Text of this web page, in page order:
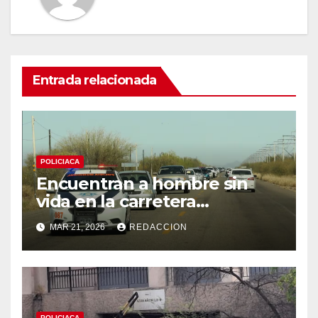
Entrada relacionada
POLICIACA
Encuentran a hombre sin
vida en la carretera
Hermosillo-Kino; presumen
infarto mientras pedaleaba
MAR 21, 2026 REDACCION